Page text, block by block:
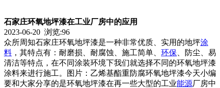
石家庄环氧地坪漆在工业厂房中的应用
2023-06-20 浏览:96
众所周知石家庄环氧地坪漆是一种非常优质、实用的地坪涂
料 ，其特点有：耐磨损、耐腐蚀、施工简单、 环保 、防尘、易
清洁等特点，在不同涂装环境下我们就选择不同的环氧地坪漆
涂料来进行施工。图片：乙烯基酯重防腐环氧地坪漆今天小编
要和大家分享的是环氧地坪漆在再一些大型的工业能源厂房中